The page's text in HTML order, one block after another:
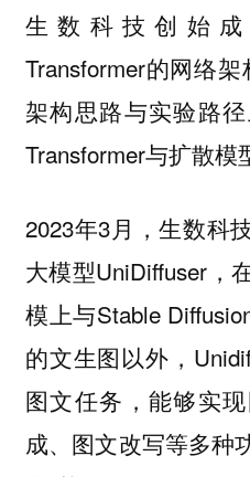
生数科技创始
Transformer的网络
架构思路与实验路
Transformer与扩散模
2023年3月，生数科
大模型UniDiffuser，
模上与Stable
的文生图以外，
图文任务，能够实
成、图文改写等多种